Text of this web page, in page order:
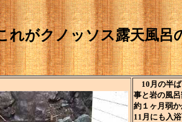
れがクノッソス露天風呂
10月の半ば
事と岩の風呂
約１ヶ月弱
11月にも入